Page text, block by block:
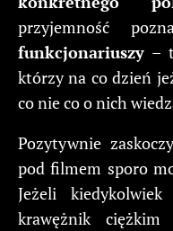
przyjemność
funkcjonariuszy –
którzy na co dzień
co nie co o nich
Pozytywnie
pod filmem sporo
Jeżeli
krawężnik